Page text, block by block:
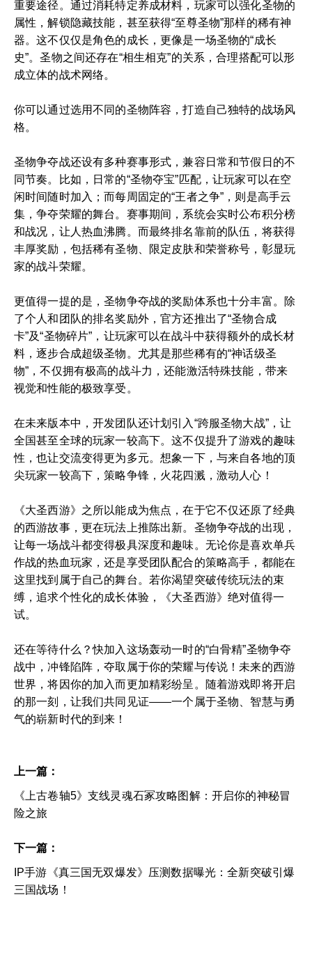
重要途径。通过消耗特定养成材料，玩家可以强化圣物的
属性，解锁隐藏技能，甚至获得“至尊圣物”那样的稀有神
器。这不仅仅是角色的成长，更像是一场圣物的“成长
史”。圣物之间还存在“相生相克”的关系，合理搭配可以形
成立体的战术网络。
你可以通过选用不同的圣物阵容，打造自己独特的战场风
格。
圣物争夺战还设有多种赛事形式，兼容日常和节假日的不
同节奏。比如，日常的“圣物夺宝”匹配，让玩家可以在空
闲时间随时加入；而每周固定的“王者之争”，则是高手云
集，争夺荣耀的舞台。赛事期间，系统会实时公布积分榜
和战况，让人热血沸腾。而最终排名靠前的队伍，将获得
丰厚奖励，包括稀有圣物、限定皮肤和荣誉称号，彰显玩
家的战斗荣耀。
更值得一提的是，圣物争夺战的奖励体系也十分丰富。除
了个人和团队的排名奖励外，官方还推出了“圣物合成
卡”及“圣物碎片”，让玩家可以在战斗中获得额外的成长材
料，逐步合成超级圣物。尤其是那些稀有的“神话级圣
物”，不仅拥有极高的战斗力，还能激活特殊技能，带来
视觉和性能的极致享受。
在未来版本中，开发团队还计划引入“跨服圣物大战”，让
全国甚至全球的玩家一较高下。这不仅提升了游戏的趣味
性，也让交流变得更为多元。想象一下，与来自各地的顶
尖玩家一较高下，策略争锋，火花四溅，激动人心！
《大圣西游》之所以能成为焦点，在于它不仅还原了经典
的西游故事，更在玩法上推陈出新。圣物争夺战的出现，
让每一场战斗都变得极具深度和趣味。无论你是喜欢单兵
作战的热血玩家，还是享受团队配合的策略高手，都能在
这里找到属于自己的舞台。若你渴望突破传统玩法的束
缚，追求个性化的成长体验，《大圣西游》绝对值得一
试。
还在等待什么？快加入这场轰动一时的“白骨精”圣物争夺
战中，冲锋陷阵，夺取属于你的荣耀与传说！未来的西游
世界，将因你的加入而更加精彩纷呈。随着游戏即将开启
的那一刻，让我们共同见证——一个属于圣物、智慧与勇
气的崭新时代的到来！
上一篇：
《上古卷轴5》支线灵魂石冢攻略图解：开启你的神秘冒
险之旅
下一篇：
IP手游《真三国无双爆发》压测数据曝光：全新突破引爆
三国战场！